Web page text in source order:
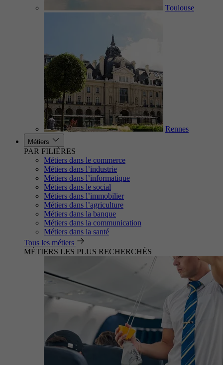
Toulouse
Rennes
Métiers
PAR FILIÈRES
Métiers dans le commerce
Métiers dans l’industrie
Métiers dans l’informatique
Métiers dans le social
Métiers dans l’immobilier
Métiers dans l’agriculture
Métiers dans la banque
Métiers dans la communication
Métiers dans la santé
Tous les métiers
MÉTIERS LES PLUS RECHERCHÉS